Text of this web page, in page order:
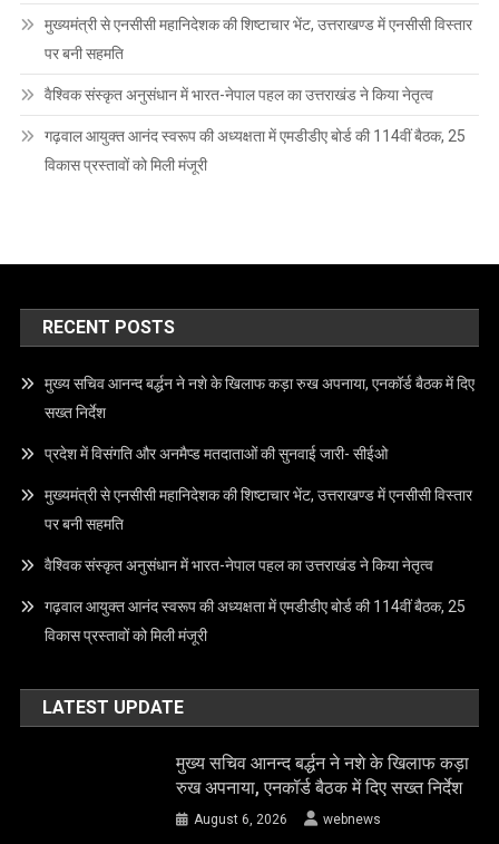
मुख्यमंत्री से एनसीसी महानिदेशक की शिष्टाचार भेंट, उत्तराखण्ड में एनसीसी विस्तार
पर बनी सहमति
वैश्विक संस्कृत अनुसंधान में भारत-नेपाल पहल का उत्तराखंड ने किया नेतृत्व
गढ़वाल आयुक्त आनंद स्वरूप की अध्यक्षता में एमडीडीए बोर्ड की 114वीं बैठक, 25
विकास प्रस्तावों को मिली मंजूरी
RECENT POSTS
मुख्य सचिव आनन्द बर्द्धन ने नशे के खिलाफ कड़ा रुख अपनाया, एनकॉर्ड बैठक में दिए
सख्त निर्देश
प्रदेश में विसंगति और अनमैप्ड मतदाताओं की सुनवाई जारी- सीईओ
मुख्यमंत्री से एनसीसी महानिदेशक की शिष्टाचार भेंट, उत्तराखण्ड में एनसीसी विस्तार
पर बनी सहमति
वैश्विक संस्कृत अनुसंधान में भारत-नेपाल पहल का उत्तराखंड ने किया नेतृत्व
गढ़वाल आयुक्त आनंद स्वरूप की अध्यक्षता में एमडीडीए बोर्ड की 114वीं बैठक, 25
विकास प्रस्तावों को मिली मंजूरी
LATEST UPDATE
मुख्य सचिव आनन्द बर्द्धन ने नशे के खिलाफ कड़ा
रुख अपनाया, एनकॉर्ड बैठक में दिए सख्त निर्देश
August 6, 2026 webnews